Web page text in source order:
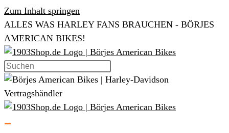
Zum Inhalt springen
ALLES WAS HARLEY FANS BRAUCHEN - BÖRJES
AMERICAN BIKES!